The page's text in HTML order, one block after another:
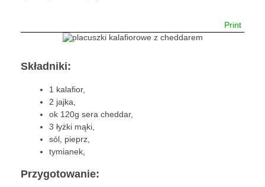
ciasteczka
muffinki
bez pieczenia
pizze
śniadania
Print
Składniki:
1 kalafior,
2 jajka,
ok 120g sera cheddar,
3 łyżki mąki,
sól, pieprz,
tymianek,
Przygotowanie: